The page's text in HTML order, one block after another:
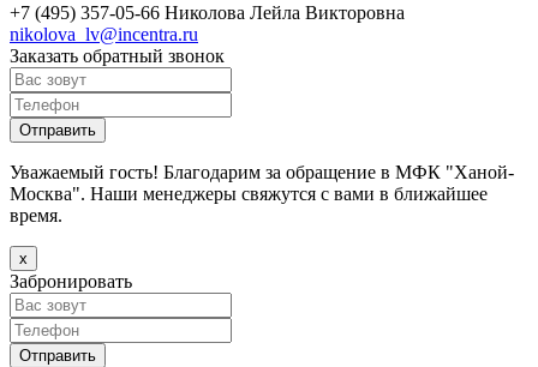
+7 (495) 357-05-66 Николова Лейла Викторовна
nikolova_lv@incentra.ru
Заказать обратный звонок
Уважаемый гость! Благодарим за обращение в МФК "Ханой-
Москва". Наши менеджеры свяжутся с вами в ближайшее
время.
х
Забронировать